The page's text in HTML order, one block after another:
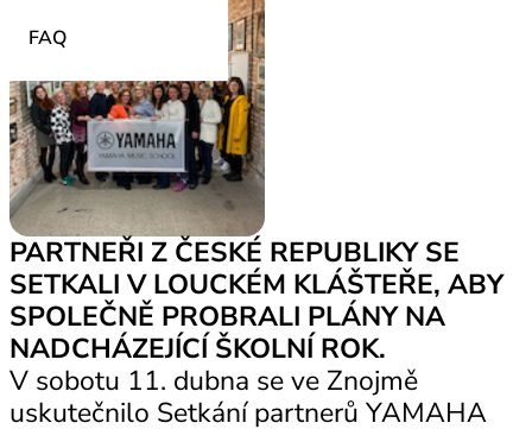
FAQ
PARTNEŘI Z ČESKÉ REPUBLIKY SE
SETKALI V LOUCKÉM KLÁŠTEŘE, ABY
SPOLEČNĚ PROBRALI PLÁNY NA
NADCHÁZEJÍCÍ ŠKOLNÍ ROK.
V sobotu 11. dubna se ve Znojmě
uskutečnilo Setkání partnerů YAMAHA